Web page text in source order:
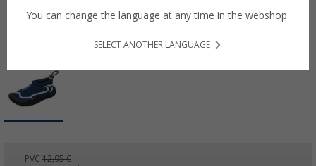
PVC 12,95 €
You can change the language at any time in the webshop.
SELECT ANOTHER LANGUAGE